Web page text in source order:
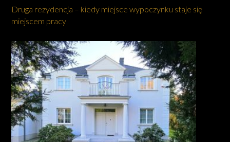
Druga rezydencja – kiedy miejsce wypoczynku staje się
miejscem pracy